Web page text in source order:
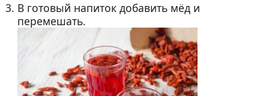
В готовый напиток добавить мёд и
перемешать.